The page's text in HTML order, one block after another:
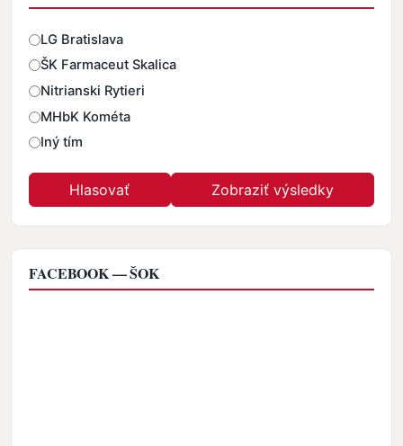
Odpovede
LG Bratislava
ŠK Farmaceut Skalica
Nitrianski Rytieri
MHbK Kométa
Iný tím
FACEBOOK — ŠOK